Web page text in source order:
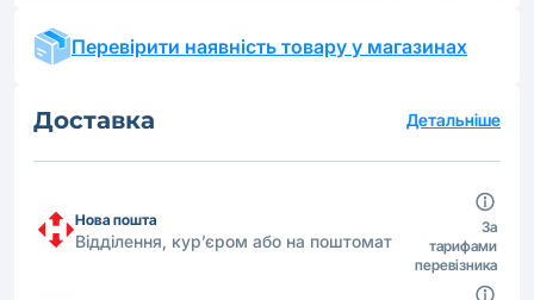
Перевірити наявність товару у магазинах
Доставка Детальніше
Нова пошта
Відділення, кур’єром або на поштомат
За
тарифами
перевізника